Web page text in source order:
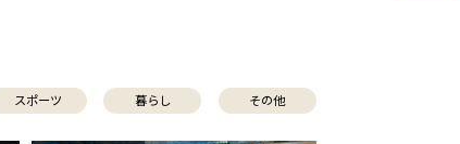
スポーツ 暮らし その他